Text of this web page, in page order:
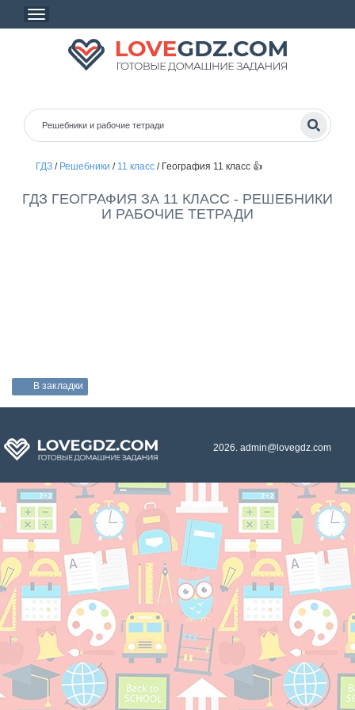
ГДЗ/ Решебники / 11 класс/ География 11 класс 👍
ГДЗ ГЕОГРАФИЯ ЗА 11 КЛАСС - РЕШЕБНИКИ
И РАБОЧИЕ ТЕТРАДИ
В закладки
2026. admin@lovegdz.com